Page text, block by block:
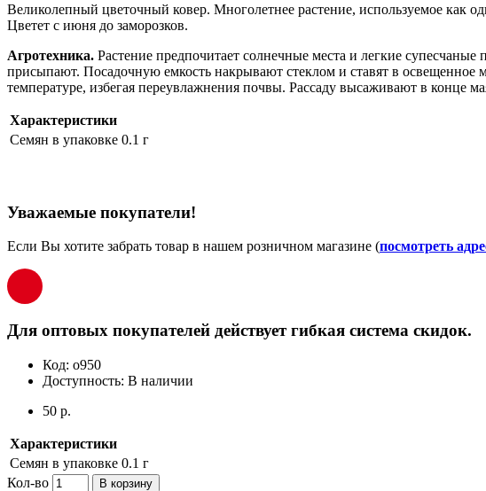
Великолепный цветочный ковер. Многолетнее растение, используемое как
Цветет с июня до заморозков.
Агротехника. Растение предпочитает солнечные места и легкие
присыпают. Посадочную емкость накрывают стеклом и ставят в
температуре, избегая переувлажнения почвы. Рассаду высаживают в конце
Характеристики
Семян в упаковке 0.1 г
Уважаемые покупатели!
Если Вы хотите забрать товар в нашем розничном магазине (посмотреть
Для оптовых покупателей действует гибкая система скидок.
Код: о950
Доступность: В наличии
50 р.
Характеристики
Семян в упаковке 0.1 г
Кол-во
В корзину